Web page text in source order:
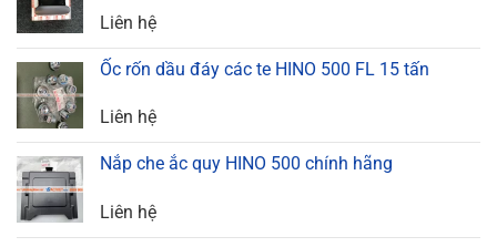
Liên hệ
Ốc rốn dầu đáy các te HINO 500 FL 15 tấn
Liên hệ
Nắp che ắc quy HINO 500 chính hãng
Liên hệ